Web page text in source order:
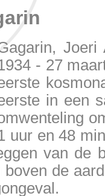
Joeri
- 27
in een
uur en 48
van de
boven de